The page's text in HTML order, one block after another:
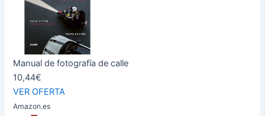
Manual de fotografía de calle
10,44€
VER OFERTA
Amazon.es